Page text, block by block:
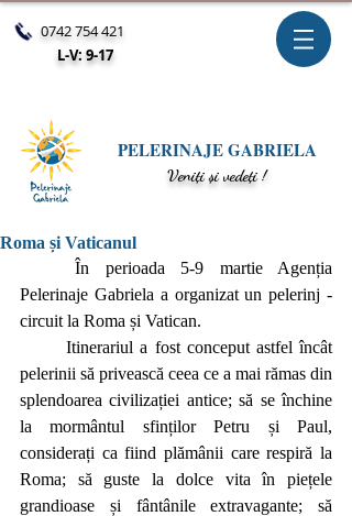
0742 754 421
L-V: 9-17
PELERINAJE GABRIELA
Veniți și vedeți !
Roma și Vaticanul
	În perioada 5-9 martie Agenția
Pelerinaje Gabriela a organizat un pelerinj -
circuit la Roma și Vatican.
	Itinerariul a fost conceput astfel încât
pelerinii să privească ceea ce a mai rămas din
splendoarea civilizației antice; să se închine
la mormântul sfinților Petru și Paul,
considerați ca fiind plămânii care respiră la
Roma; să guste la dolce vita în piețele
grandioase și fântânile extravagante; să